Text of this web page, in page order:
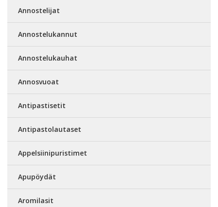
Annostelijat
Annostelukannut
Annostelukauhat
Annosvuoat
Antipastisetit
Antipastolautaset
Appelsiinipuristimet
Apupöydät
Aromilasit